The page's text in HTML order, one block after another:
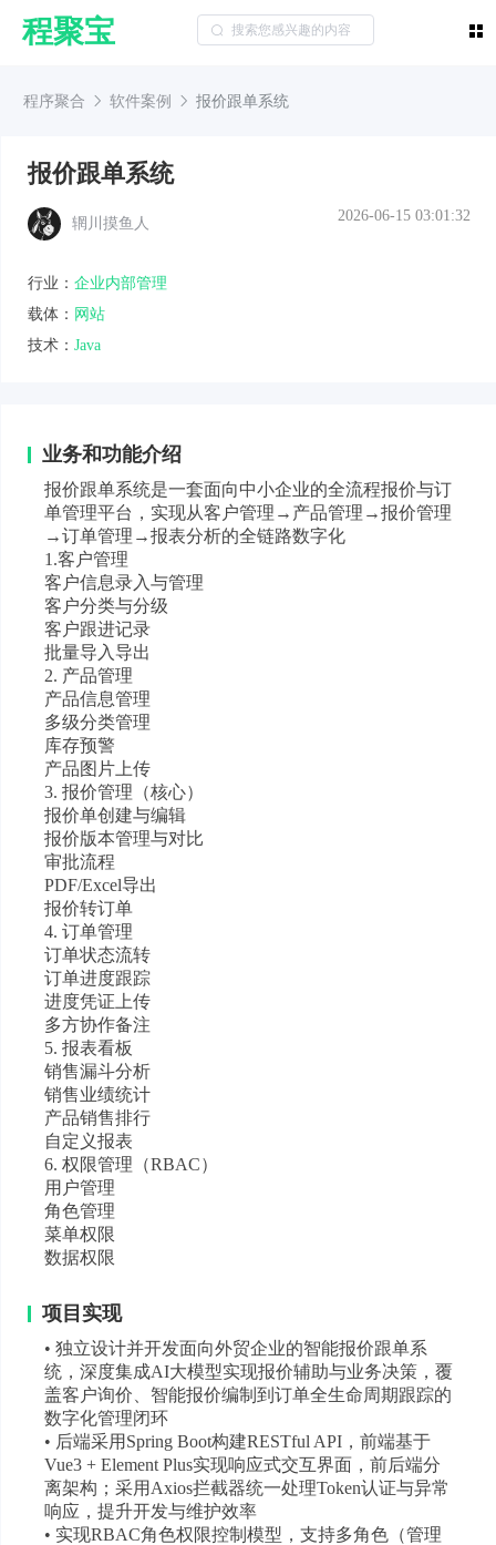
程聚宝
程序聚合 软件案例 报价跟单系统
报价跟单系统
辋川摸鱼人 2026-06-15 03:01:32
行业： 企业内部管理
载体： 网站
技术： Java
业务和功能介绍
报价跟单系统是一套面向中小企业的全流程报价与订
单管理平台，实现从客户管理→产品管理→报价管理
→订单管理→报表分析的全链路数字化
1.客户管理
客户信息录入与管理
客户分类与分级
客户跟进记录
批量导入导出
2. 产品管理
产品信息管理
多级分类管理
库存预警
产品图片上传
3. 报价管理（核心）
报价单创建与编辑
报价版本管理与对比
审批流程
PDF/Excel导出
报价转订单
4. 订单管理
订单状态流转
订单进度跟踪
进度凭证上传
多方协作备注
5. 报表看板
销售漏斗分析
销售业绩统计
产品销售排行
自定义报表
6. 权限管理（RBAC）
用户管理
角色管理
菜单权限
数据权限
项目实现
• 独立设计并开发面向外贸企业的智能报价跟单系
统，深度集成AI大模型实现报价辅助与业务决策，覆
盖客户询价、智能报价编制到订单全生命周期跟踪的
数字化管理闭环
• 后端采用Spring Boot构建RESTful API，前端基于
Vue3 + Element Plus实现响应式交互界面，前后端分
离架构；采用Axios拦截器统一处理Token认证与异常
响应，提升开发与维护效率
• 实现RBAC角色权限控制模型，支持多角色（管理